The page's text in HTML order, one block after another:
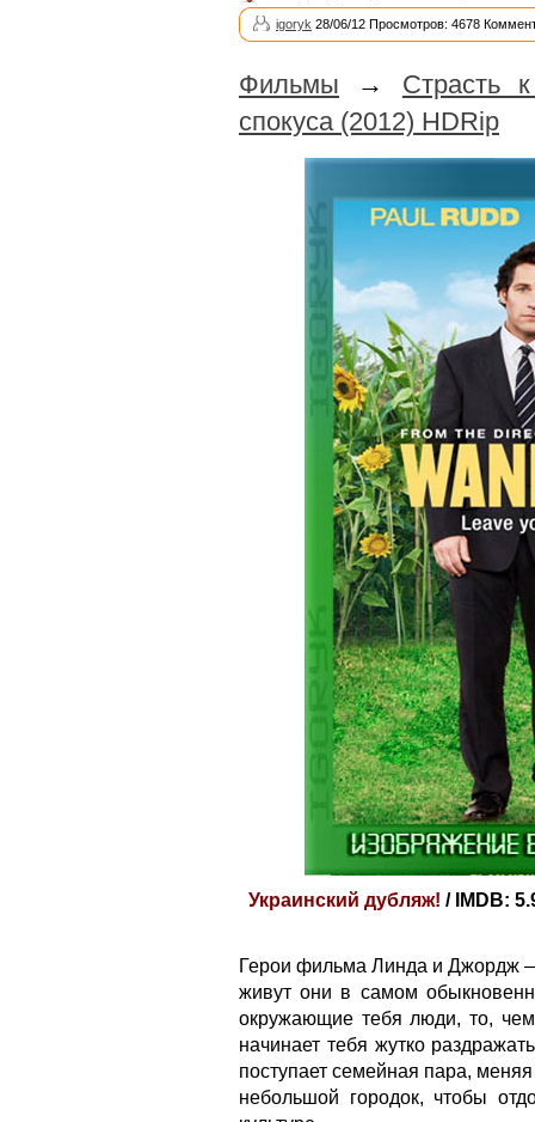
igoryk 28/06/12 Просмотров: 4678
Фильмы → Страсть
спокуса (2012) HDRip
Украинский дубляж! / IMDB:
Герои фильма Линда и Джордж
живут они в самом
окружающие тебя люди, то,
начинает тебя жутко
поступает семейная пара,
небольшой городок, чтобы